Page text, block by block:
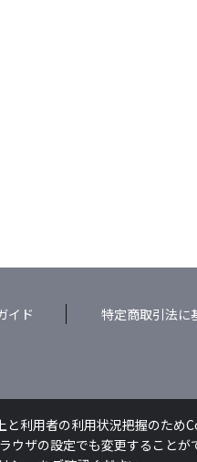
イド 特定商取引法に
利用者の利用状況把握のため
ウザの設定でも変更することが